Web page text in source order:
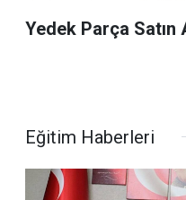
Yedek Parça Satın
Eğitim Haberleri